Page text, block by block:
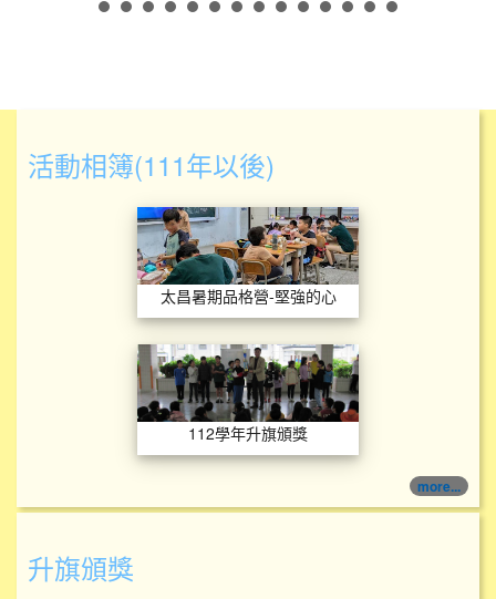
活動相簿(111年以後)
太昌暑期品格營-堅
太昌暑期品格營-堅強的心
112學年升旗頒獎
112學年升旗頒獎
more...
升旗頒獎